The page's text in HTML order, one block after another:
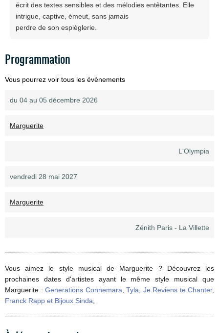
écrit des textes sensibles et des mélodies entêtantes. Elle
intrigue, captive, émeut, sans jamais
perdre de son espièglerie.
Programmation
Vous pourrez voir tous les évènements
du 04 au 05 décembre 2026
Marguerite
L'Olympia
vendredi 28 mai 2027
Marguerite
Zénith Paris - La Villette
Vous aimez le style musical de Marguerite ? Découvrez les
prochaines dates d'artistes ayant le même style musical que
Marguerite : Generations Connemara Tyla Je Reviens te Chanter,
Franck Rapp et Bijoux Sinda